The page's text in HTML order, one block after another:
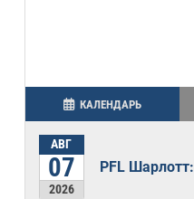
КАЛЕНДАРЬ
АВГ
07
2026
PFL